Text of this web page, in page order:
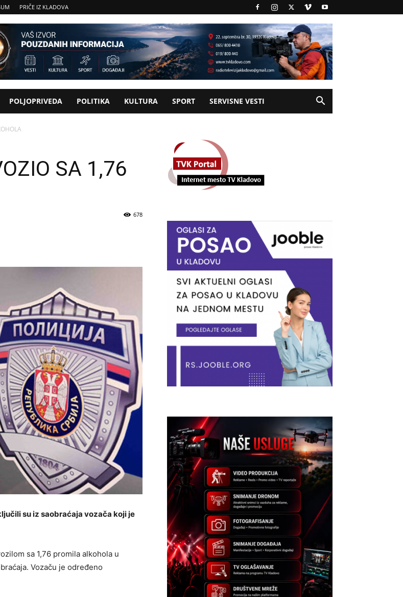
PRIČE IZ KLADOVA
POLJOPRIVEDA POLITIKA KULTURA SPORT SERVISNE VESTI
SA 1,76
678
su iz saobraćaja vozača koji je
sa 1,76 promila alkohola u
Vozaču je određeno